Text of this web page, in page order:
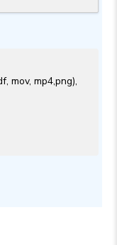
mov, mp4,png),